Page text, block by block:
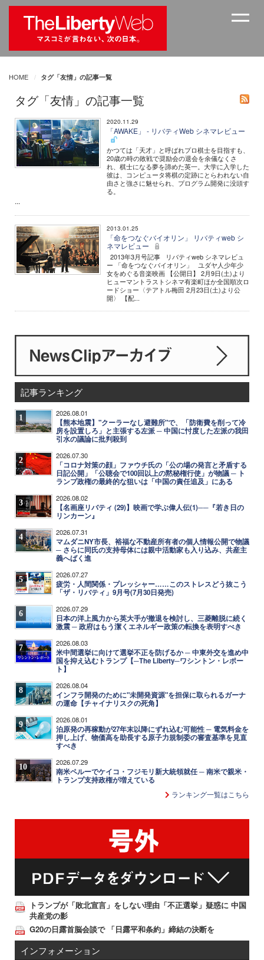
HOME タグ「友情」の記事一覧
タグ「友情」の記事一覧
2020.11.29
「AWAKE」 - リバティWeb シネマレビュー
かつては「天才」と呼ばれプロ棋士を目指すも、
20歳の時の敗戦で奨励会の退会を余儀なくさ
れ、棋士になる夢を諦めた英一。大学に入学した
彼は、コンピュータ将棋の定跡にとらわれない自
由さと強さに魅せられ、プログラム開発に没頭す
る。
...
2013.01.25
「命をつなぐバイオリン」 リバティweb シ
ネマレビュー
2013年3月号記事 リバティweb シネマレビュ
ー 「命をつなぐバイオリン」 ユダヤ人少年少
女をめぐる音楽映画 【公開日】 2月9日(土)より
ヒューマントラストシネマ有楽町ほか全国順次ロ
ードショー〈テアトル梅田 2月23日(土)より公
開〉 【配...
記事ランキング
1 2026.08.01
【熊本地震】"クーラーなし避難所"で、「防衛費を削って冷
房を設置しろ」と主張する左派 ─ 中国に忖度した左派の我田
引水の議論に批判殺到
2 2026.07.30
「コロナ対策の顔」ファウチ氏の「公の場の発言と矛盾する
日記公開」「公聴会で100回以上の黙秘権行使」が物議 ─ ト
ランプ政権の最終的な狙いは「中国の責任追及」にある
3 2026.08.02
【名画座リバティ (29)】映画で学ぶ偉人伝(1)──『若き日の
リンカーン』
4 2026.07.31
マムダニNY市長、裕福な不動産所有者の個人情報公開で物議
─ さらに同氏の支持母体には親中活動家も入り込み、共産主
義へばく進
5 2026.07.27
疲労・人間関係・プレッシャー……このストレスどう抜こう
「ザ・リバティ」9月号(7月30日発売)
6 2026.07.29
日本の洋上風力から英大手が撤退を検討し、三菱離脱に続く
激震 ─ 政府はもう潔くエネルギー政策の転換を表明すべき
7 2026.08.03
米中間選挙に向けて選挙不正を防げるか ─ 中東外交を進め中
国を抑え込むトランプ【─The Liberty─ワシントン・レポー
ト】
8 2026.08.04
インフラ開発のために"未開発資源"を担保に取られるガーナ
の運命【チャイナリスクの死角】
9 2026.08.01
泊原発の再稼動が27年末以降にずれ込む可能性 ─ 電気料金を
押し上げ、物価高を助長する原子力規制委の審査基準を見直
すべき
10 2026.07.29
南米ペルーでケイコ・フジモリ新大統領就任 ─ 南米で親米・
トランプ支持政権が増えている
ランキング一覧はこちら
トランプが「敗北宣言」をしない理由「不正選挙」疑惑に 中国
共産党の影
G20の日露首脳会談で 「日露平和条約」締結の決断を
インフォメーション